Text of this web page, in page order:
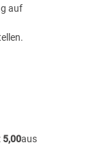
auf
5,00aus